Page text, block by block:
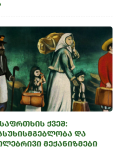
ქვეშ:
და
მექანიზმები